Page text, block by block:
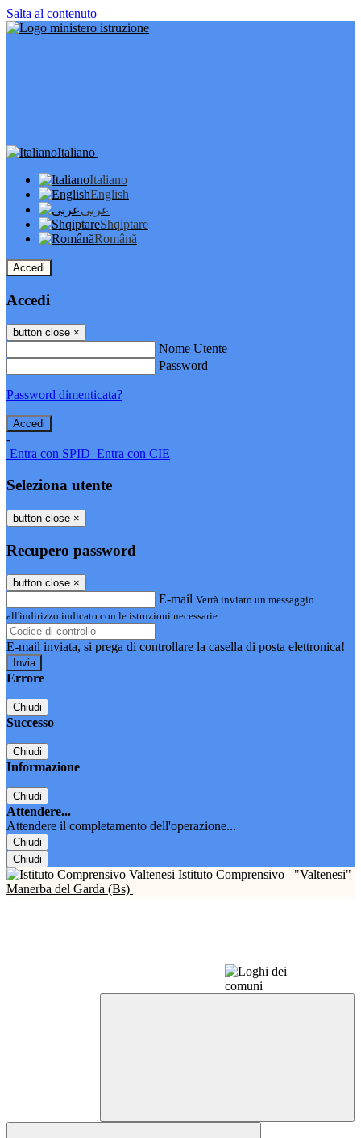
Salta al contenuto
Italiano
Italiano
English
عربى
Shqiptare
Română
Accedi
Accedi
button close ×
Nome Utente
Password
Password dimenticata?
-
Entra con SPID Entra con CIE
Seleziona utente
button close ×
Recupero password
button close ×
E-mail Verrà inviato un messaggio
all'indirizzo indicato con le istruzioni necessarie.
E-mail inviata, si prega di controllare la casella di posta elettronica!
Errore
Chiudi
Successo
Chiudi
Informazione
Chiudi
Attendere...
Attendere il completamento dell'operazione...
Chiudi
Chiudi
Istituto Comprensivo
"Valtenesi"
Manerba del Garda (Bs)